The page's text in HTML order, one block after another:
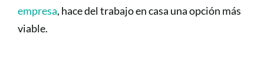
empresa, hace del trabajo en casa una opción más
viable.